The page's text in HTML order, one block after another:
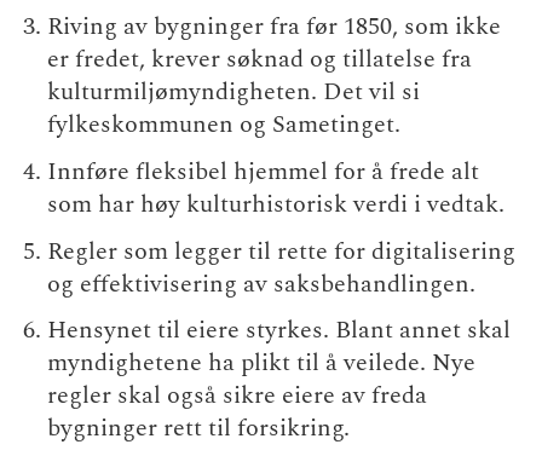
Riving av bygninger fra før 1850, som ikke
er fredet, krever søknad og tillatelse fra
kulturmiljømyndigheten. Det vil si
fylkeskommunen og Sametinget.
Innføre fleksibel hjemmel for å frede alt
som har høy kulturhistorisk verdi i vedtak.
Regler som legger til rette for digitalisering
og effektivisering av saksbehandlingen.
Hensynet til eiere styrkes. Blant annet skal
myndighetene ha plikt til å veilede. Nye
regler skal også sikre eiere av freda
bygninger rett til forsikring.